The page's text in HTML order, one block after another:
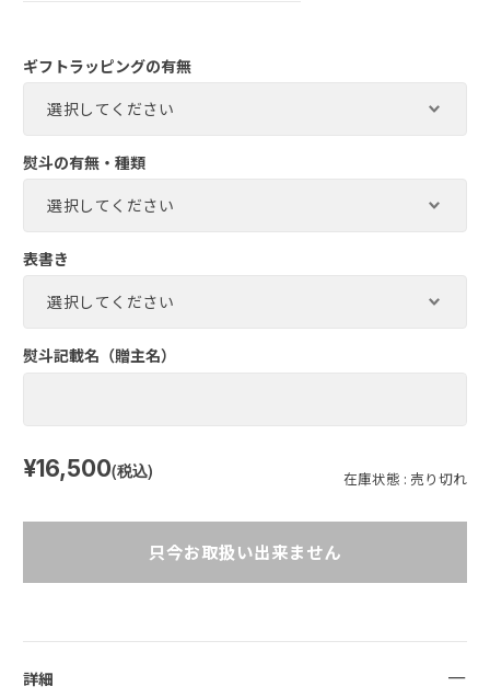
ギフトラッピングの有無
熨斗の有無・種類
表書き
熨斗記載名（贈主名）
在庫状態 : 売り切れ
¥16,500(税込)
只今お取扱い出来ません
詳細